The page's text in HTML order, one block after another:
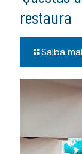
restaura
Saiba